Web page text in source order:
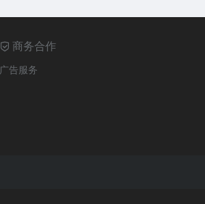
商务合作
广告服务